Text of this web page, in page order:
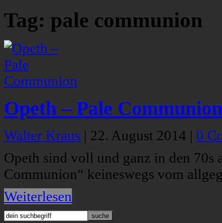
Tag: pale communion
Opeth – Pale Communion
Walter Kraus | 22. August 2014 | 0
Opeth sind voll und ganz in den 70s
Communion“ keineswegs vom
Weiterlesen